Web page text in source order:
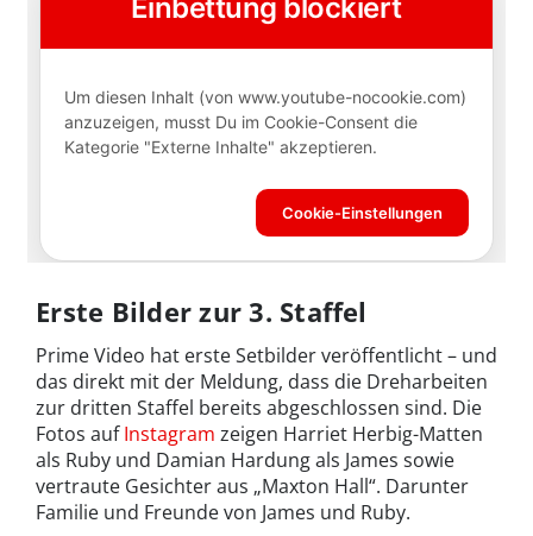
Erste Bilder zur 3. Staffel
Prime Video hat erste Setbilder veröffentlicht – und
das direkt mit der Meldung, dass die Dreharbeiten
zur dritten Staffel bereits abgeschlossen sind. Die
Fotos aufInstagram zeigen Harriet Herbig-Matten
als Ruby und Damian Hardung als James sowie
vertraute Gesichter aus „Maxton Hall“. Darunter
Familie und Freunde von James und Ruby.